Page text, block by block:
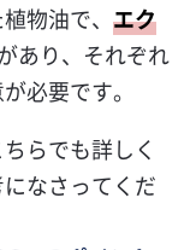
物油で、エク
あり、それぞれ
必要です。
らでも詳しく
なさってくだ